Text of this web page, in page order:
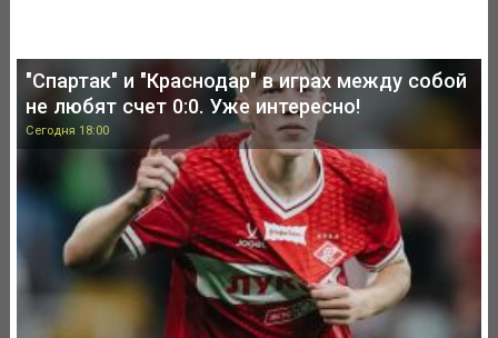
"Спартак" и "Краснодар" в играх между собой
не любят счет 0:0. Уже интересно!
Сегодня 18:00